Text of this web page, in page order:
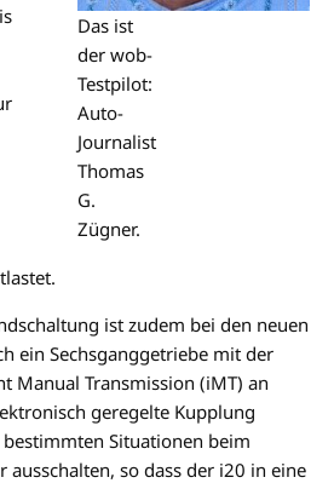
Das ist
der wob-
Testpilot:
Auto-
Journalist
Thomas
G.
Zügner.
ist zudem bei den neuen
ein Sechsganggetriebe mit der
Manual Transmission (iMT) an
geregelte Kupplung
Situationen beim
so dass der i20 in eine